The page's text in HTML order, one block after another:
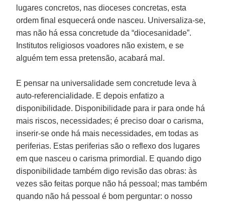
lugares concretos, nas dioceses concretas, esta
ordem final esquecerá onde nasceu. Universaliza-se,
mas não há essa concretude da “diocesanidade”.
Institutos religiosos voadores não existem, e se
alguém tem essa pretensão, acabará mal.
E pensar na universalidade sem concretude leva à
auto-referencialidade. E depois enfatizo a
disponibilidade. Disponibilidade para ir para onde há
mais riscos, necessidades; é preciso doar o carisma,
inserir-se onde há mais necessidades, em todas as
periferias. Estas periferias são o reflexo dos lugares
em que nasceu o carisma primordial. E quando digo
disponibilidade também digo revisão das obras: às
vezes são feitas porque não há pessoal; mas também
quando não há pessoal é bom perguntar: o nosso